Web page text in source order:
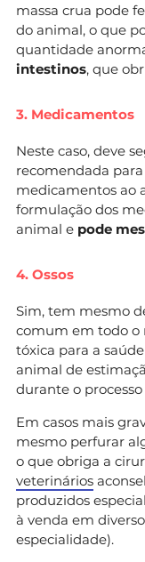
massa crua pode
do animal, o que
quantidade
intestinos, que
3. Medicamentos
Neste caso, deve
recomendada
medicamentos ao
formulação dos
animal e pode
4. Ossos
Sim, tem mesmo
comum em todo o
tóxica para a
animal de
durante o
Em casos mais
mesmo perfurar
o que obriga a
veterinários
produzidos
à venda em
especialidade).